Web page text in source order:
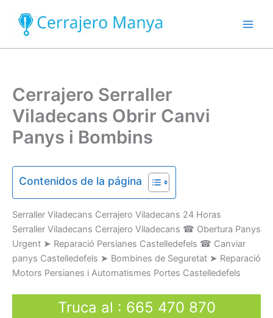
contenido
Cerrajero Serraller
Viladecans Obrir Canvi
Panys i Bombins
Contenidos de la página
Serraller Viladecans Cerrajero Viladecans 24 Horas
Serraller Viladecans Cerrajero Viladecans ☎ Obertura Panys
Urgent ➤ Reparació Persianes Castelledefels ☎ Canviar
panys Castelledefels ➤ Bombines de Seguretat ➤ Reparació
Motors Persianes i Automatismes Portes Castelledefels
Truca al : 665 470 870